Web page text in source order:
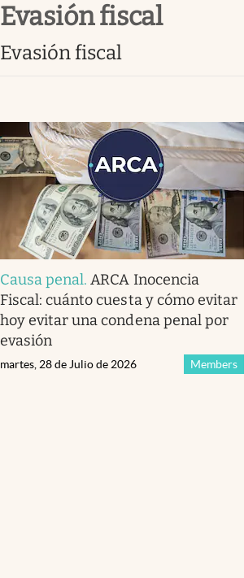
Infotechnology
Eventos Corporativos
El Cronista Studio
Mediakit
abre en nueva pestaña
evasión fiscal
evasión fiscal
Causa penal.ARCA Inocencia
Fiscal: cuánto cuesta y cómo evitar
hoy evitar una condena penal por
evasión
Members
martes, 28 de Julio de 2026